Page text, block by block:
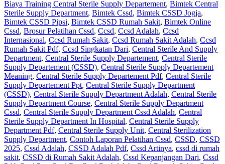
Biaya Training Central Sterile Supply Departement, Bimtek Central
Sterile Supply Department, Bimtek Cssd, Bimtek CSSD Jogja,
Bimtek CSSD Pipsi, Bimtek CSSD Rumah Sakit, Bimtek Online
Cssd, Brosur Pelatihan Cssd, Ccsd, Ccsd Adalah, Ccsd
Internasional, Ccsd Rumah Sakit, Ccsd Rumah Sakit Adalah, Ccsd
Rumah Sakit Pdf, Ccsd Singkatan Dari, Central Sterile And Supply
Department, Central Sterile Supply Departement, Central Sterile
Supply Departement (CSSD), Central Sterile Supply Departement
Meaning, Central Sterile Supply Departement Pdf, Central Sterile
Supply Departement Ppt, Central Sterile Supply Department
(CSSD), Central Sterile Supply Department Adalah, Central Sterile
Supply Department Course, Central Sterile Supply Department
Cssd, Central Sterile Supply Department Cssd Adalah, Central
Sterile Supply Department In Hospital, Central Sterile Supply
Department Pdf, Central Sterile Supply Unit, Central Sterilization
Supply Department, Contoh Laporan Pelatihan Cssd, CSSD, CSSD
2025, Cssd Adalah, CSSD Adalah Pdf, Cssd Artinya, cssd di rumah
sakit, CSSD di Rumah Sakit Adalah, Cssd Kepanjangan Dari, Cssd